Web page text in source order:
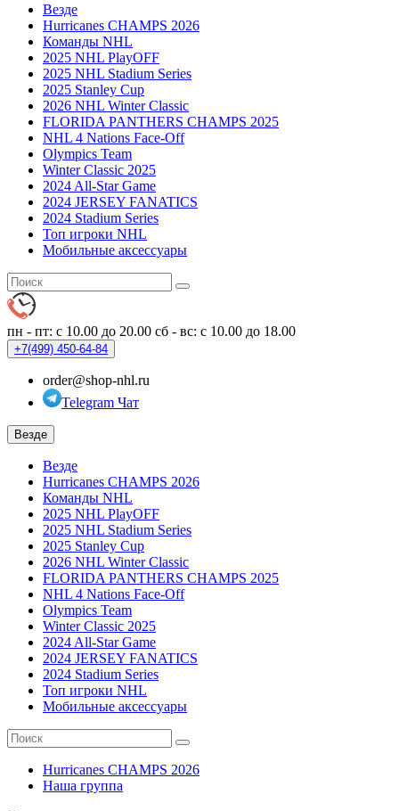
Везде
Hurricanes CHAMPS 2026
Команды NHL
2025 NHL PlayOFF
2025 NHL Stadium Series
2025 Stanley Cup
2026 NHL Winter Classic
FLORIDA PANTHERS CHAMPS 2025
NHL 4 Nations Face-Off
Olympics Team
Winter Classic 2025
2024 All-Star Game
2024 JERSEY FANATICS
2024 Stadium Series
Топ игроки NHL
Мобильные аксессуары
пн - пт: с 10.00 до 20.00 сб - вс: с 10.00 до 18.00
+7(499) 450-64-84
order@shop-nhl.ru
Telegram Чат
Везде
Везде
Hurricanes CHAMPS 2026
Команды NHL
2025 NHL PlayOFF
2025 NHL Stadium Series
2025 Stanley Cup
2026 NHL Winter Classic
FLORIDA PANTHERS CHAMPS 2025
NHL 4 Nations Face-Off
Olympics Team
Winter Classic 2025
2024 All-Star Game
2024 JERSEY FANATICS
2024 Stadium Series
Топ игроки NHL
Мобильные аксессуары
Hurricanes CHAMPS 2026
Наша группа